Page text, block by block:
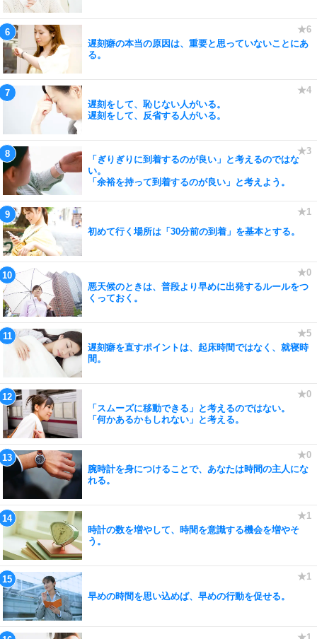
遅刻癖の本当の原因は、重要と思っていないことにあ
る。
遅刻をして、恥じない人がいる。
遅刻をして、反省する人がいる。
「ぎりぎりに到着するのが良い」と考えるのではな
い。
「余裕を持って到着するのが良い」と考えよう。
初めて行く場所は「30分前の到着」を基本とする。
悪天候のときは、普段より早めに出発するルールをつ
くっておく。
遅刻癖を直すポイントは、起床時間ではなく、就寝時
間。
「スムーズに移動できる」と考えるのではない。
「何かあるかもしれない」と考える。
腕時計を身につけることで、あなたは時間の主人にな
れる。
時計の数を増やして、時間を意識する機会を増やそ
う。
早めの時間を思い込めば、早めの行動を促せる。